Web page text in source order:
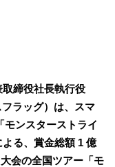
締役社長執行役
ラッグ）は、スマ
ンスターストライ
る、賞金総額 1 億
会の全国ツアー「モ